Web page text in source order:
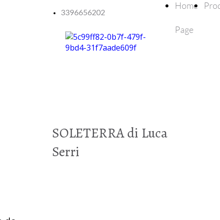
SOLETERRA di Luca
Serri
3396656202
Home
Page